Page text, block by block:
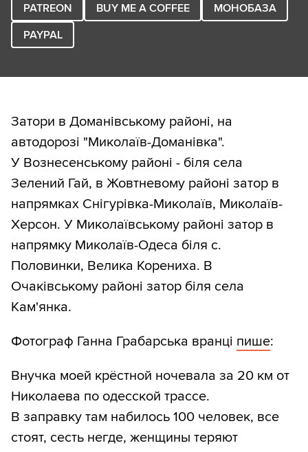
PATREON BUY ME A COFFEE
МОНОБАЗА
PAYPAL
Затори в Доманівському районі, на
автодорозі "Миколаїв-Доманівка".
У Вознесенському районі - біля села
Зелений Гай, в Жовтневому районі затор в
напрямках Снігурівка-Миколаїв, Миколаїв-
Херсон. У Миколаївському районі затор в
напрямку Миколаїв-Одеса біля с.
Половинки, Велика Корениха. В
Очаківському районі затор біля села
Кам'янка.
Фотограф Ганна Грабарська вранці пише:
Внучка моей крёстной ночевала за 20 км от
Николаева по одесской трассе.
В заправку там набилось 100 человек, все
стоят, сесть негде, женщины теряют